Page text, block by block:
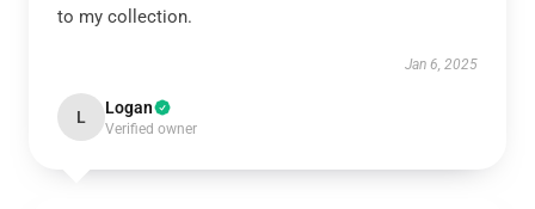
to my collection.
Jan 6, 2025
L Logan
Verified owner